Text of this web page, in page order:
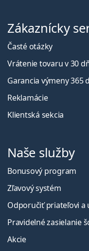
Zákaznícky
Časté otázky
Vrátenie tovaru v 30
Garancia výmeny 365
Reklamácie
Klientská sekcia
Naše služby
Bonusový program
Zľavový systém
Odporučiť priateľovi a
Pravidelné zasielanie
Akcie